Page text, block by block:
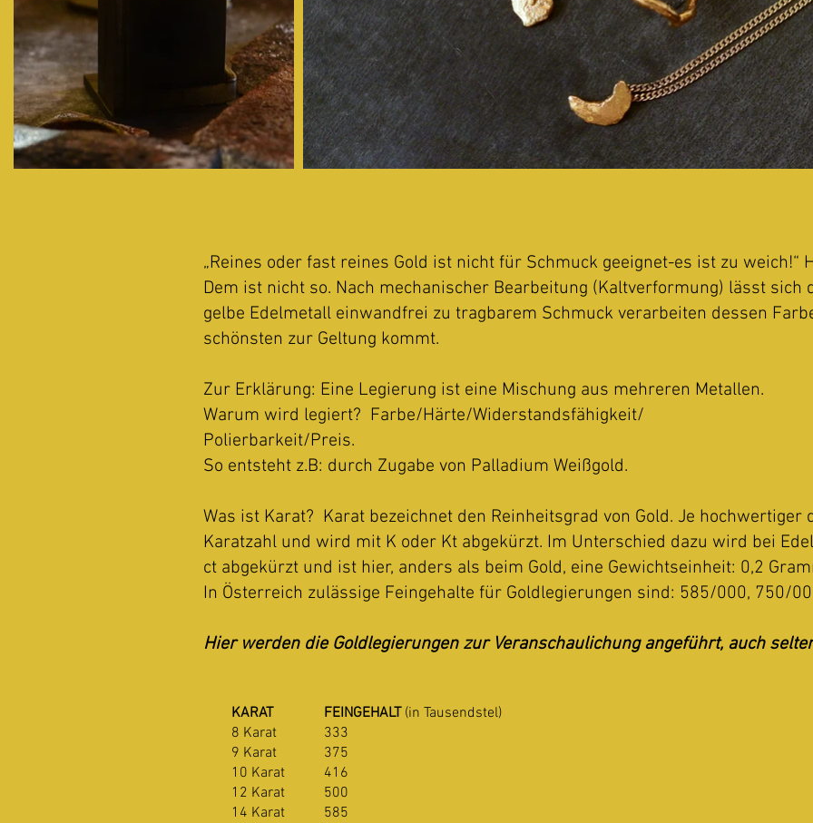
„Reines oder fast reines Gold ist nicht für Schmuck geeignet-es ist zu weich!“
Dem ist nicht so. Nach mechanischer Bearbeitung (Kaltverformung) lässt
gelbe Edelmetall einwandfrei zu tragbarem Schmuck verarbeiten dessen
schönsten zur Geltung kommt.
Zur Erklärung: Eine Legierung ist eine Mischung aus mehreren Metallen.
Warum wird legiert? Farbe/Härte/Widerstandsfähigkeit/
Polierbarkeit/Preis.
So entsteht z.B: durch Zugabe von Palladium Weißgold.
Was ist Karat? Karat bezeichnet den Reinheitsgrad von Gold. Je hochwertiger
Karatzahl und wird mit K oder Kt abgekürzt. Im Unterschied dazu wird bei
ct abgekürzt und ist hier, anders als beim Gold, eine Gewichtseinheit: 0,2
In Österreich zulässige Feingehalte für Goldlegierungen sind: 585/000, 750/
Hier werden die Goldlegierungen zur Veranschaulichung angeführt, auch
KARAT
8 Karat
9 Karat
10 Karat
12 Karat
14 Karat
FEINGEHALT (in Tausendstel)
333
375
416
500
585